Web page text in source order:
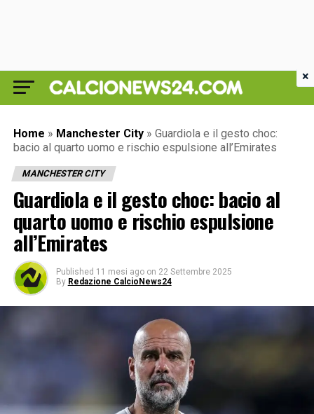
Home » Manchester City » Guardiola e il gesto choc:
bacio al quarto uomo e rischio espulsione all’Emirates
MANCHESTER CITY
Guardiola e il gesto choc: bacio al
quarto uomo e rischio espulsione
all’Emirates
Published 11 mesi ago on 22 Settembre 2025
By Redazione CalcioNews24
×